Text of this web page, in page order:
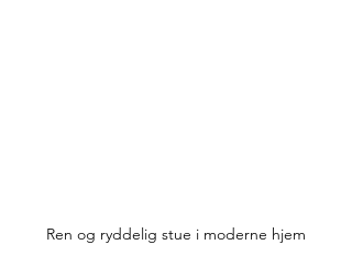
Ren og ryddelig stue i moderne hjem